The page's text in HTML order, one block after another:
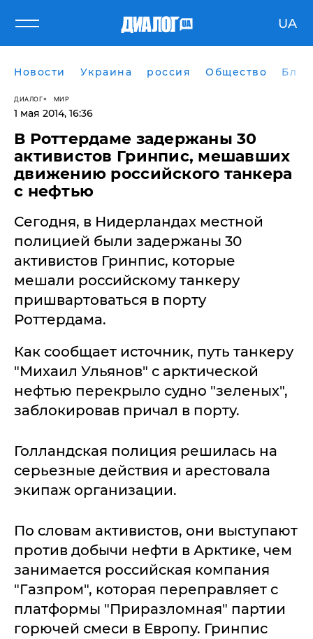
UA
Новости Украина россия Общество
ДИАЛОГ МИР
1 мая 2014, 16:36
В Роттердаме задержаны 30
активистов Гринпис, мешавших
движению российского танкера
с нефтью
Сегодня, в Нидерландах местной
полицией были задержаны 30
активистов Гринпис, которые
мешали российскому танкеру
пришвартоваться в порту
Роттердама.
Как сообщает источник, путь танкеру
"Михаил Ульянов" с арктической
нефтью перекрыло судно "зеленых",
заблокировав причал в порту.
Голландская полиция решилась на
серьезные действия и арестовала
экипаж организации.
По словам активистов, они выступают
против добычи нефти в Арктике, чем
занимается российская компания
"Газпром", которая переправляет с
платформы "Приразломная" партии
горючей смеси в Европу. Гринпис